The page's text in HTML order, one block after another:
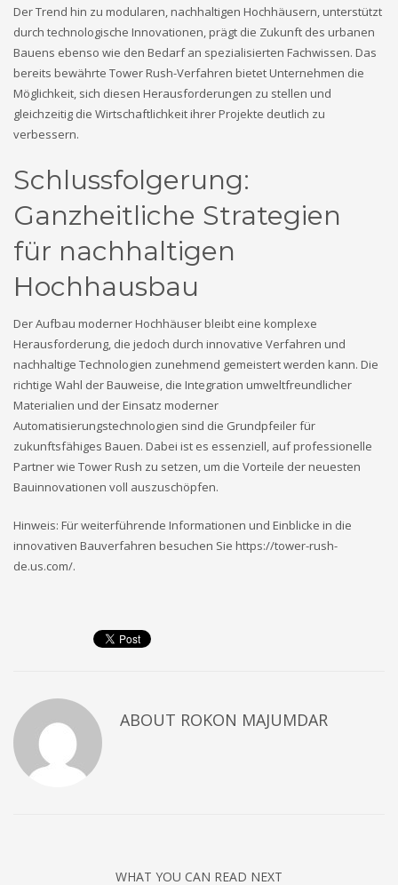
Der Trend hin zu modularen, nachhaltigen Hochhäusern, unterstützt
durch technologische Innovationen, prägt die Zukunft des urbanen
Bauens ebenso wie den Bedarf an spezialisierten Fachwissen. Das
bereits bewährte Tower Rush-Verfahren bietet Unternehmen die
Möglichkeit, sich diesen Herausforderungen zu stellen und
gleichzeitig die Wirtschaftlichkeit ihrer Projekte deutlich zu
verbessern.
Schlussfolgerung:
Ganzheitliche Strategien
für nachhaltigen
Hochhausbau
Der Aufbau moderner Hochhäuser bleibt eine komplexe
Herausforderung, die jedoch durch innovative Verfahren und
nachhaltige Technologien zunehmend gemeistert werden kann. Die
richtige Wahl der Bauweise, die Integration umweltfreundlicher
Materialien und der Einsatz moderner
Automatisierungstechnologien sind die Grundpfeiler für
zukunftsfähiges Bauen. Dabei ist es essenziell, auf professionelle
Partner wie Tower Rush zu setzen, um die Vorteile der neuesten
Bauinnovationen voll auszuschöpfen.
Hinweis: Für weiterführende Informationen und Einblicke in die
innovativen Bauverfahren besuchen Sie https://tower-rush-
de.us.com/.
ABOUT ROKON MAJUMDAR
WHAT YOU CAN READ NEXT